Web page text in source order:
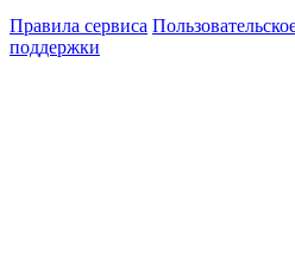
Правила сервиса
поддержки